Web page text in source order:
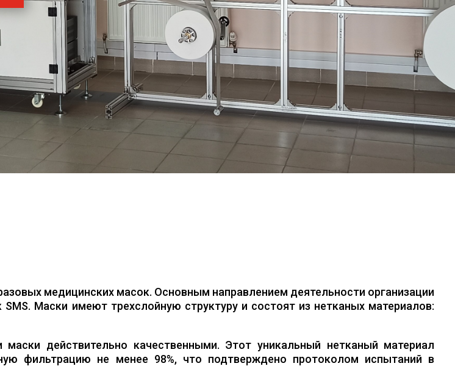
медицинских масок. Основным направлением деятельности организации
Маски имеют трехслойную структуру и состоят из нетканых материалов:
действительно качественными. Этот уникальный нетканый материал
фильтрацию не менее 98%, что подтверждено протоколом испытаний в